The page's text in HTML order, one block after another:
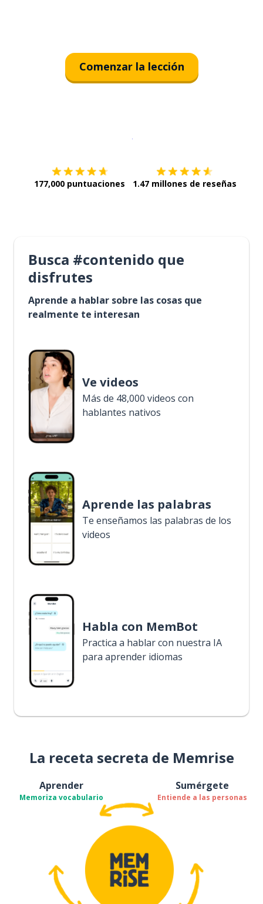
Comenzar la lección
177,000 puntuaciones 1.47 millones de reseñas
Busca #contenido que
disfrutes
Aprende a hablar sobre las cosas que
realmente te interesan
Ve videos
Más de 48,000 videos con
hablantes nativos
Aprende las palabras
Te enseñamos las palabras de los
videos
Habla con MemBot
Practica a hablar con nuestra IA
para aprender idiomas
La receta secreta de Memrise
Aprender
Memoriza vocabulario
Sumérgete
Entiende a las personas